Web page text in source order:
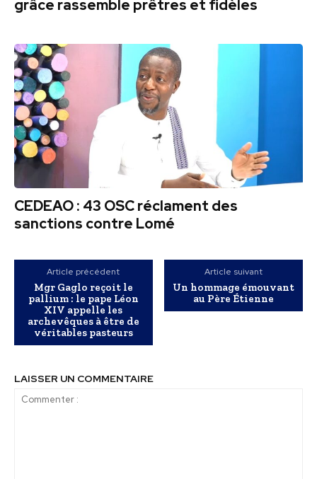
grâce rassemble prêtres et fidèles
CEDEAO : 43 OSC réclament des
sanctions contre Lomé
Article précédent
Mgr Gaglo reçoit le
pallium : le pape Léon
XIV appelle les
archevêques à être de
véritables pasteurs
Article suivant
Un hommage émouvant
au Père Étienne
LAISSER UN COMMENTAIRE